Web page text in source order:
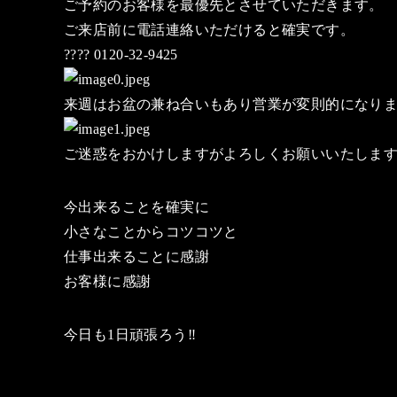
ご予約のお客様を最優先とさせていただきます。
ご来店前に電話連絡いただけると確実です。
???? 0120-32-9425
来週はお盆の兼ね合いもあり営業が変則的になりま
ご迷惑をおかけしますがよろしくお願いいたします
今出来ることを確実に
小さなことからコツコツと
仕事出来ることに感謝
お客様に感謝
今日も1日頑張ろう‼️